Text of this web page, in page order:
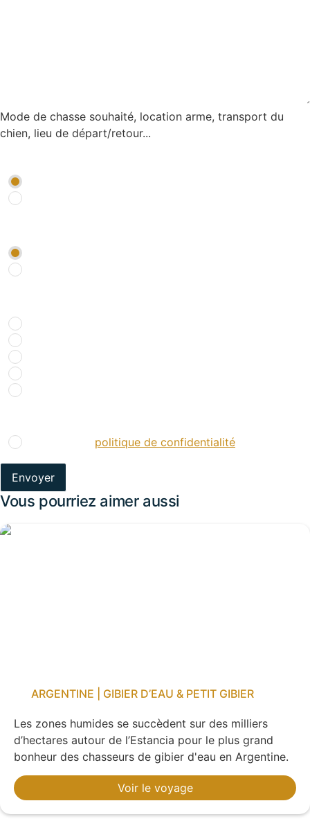
Mode de chasse souhaité, location arme, transport du
chien, lieu de départ/retour...
politique de confidentialité
Vous pourriez aimer aussi
ARGENTINE | GIBIER D’EAU & PETIT GIBIER
Les zones humides se succèdent sur des milliers
d’hectares autour de l’Estancia pour le plus grand
bonheur des chasseurs de gibier d'eau en Argentine.
Voir le voyage